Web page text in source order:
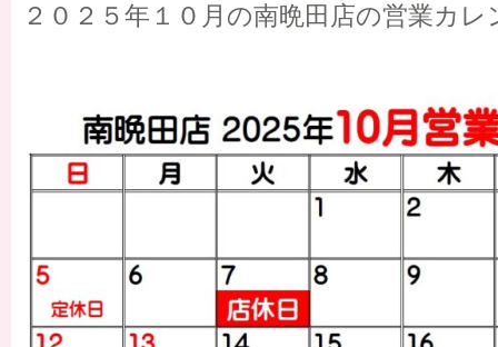
２０２５年１０月の南晩田店の営業カ